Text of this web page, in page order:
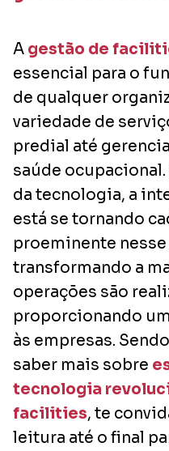
A gestão de
essencial para o
de qualquer
variedade de
predial até
saúde ocupacional.
da tecnologia, a
está se tornando
proeminente
transformando a
operações são
proporcionando
às empresas.
saber mais sobre
tecnologia
facilities, te
leitura até o final